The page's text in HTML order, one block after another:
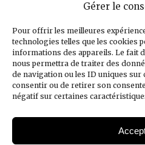
Gérer le
Pour offrir les meilleures
technologies telles que les cookies
informations des appareils. Le fait
nous permettra de traiter des
de navigation ou les ID uniques sur
consentir ou de retirer son
négatif sur certaines